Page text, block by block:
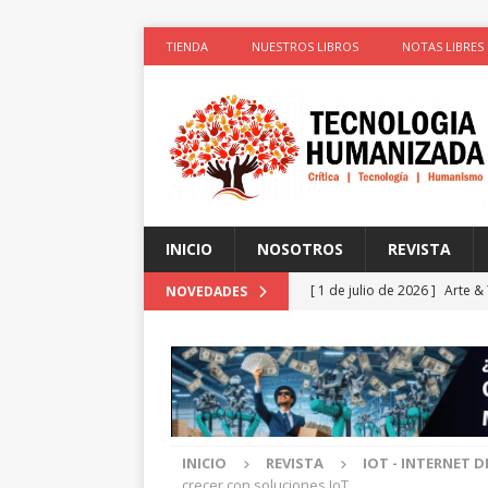
TIENDA NUESTROS LIBROS NOTAS LIBRES
INICIO NOSOTROS REVISTA
NOVEDADES [ 1 de julio de 2026 ] Arte &
[ 1 de julio de 2026 ]
colonizadores (Segunda
[ 1 de julio de 2026 ] La
INICIO REVISTA IOT - INTERNET